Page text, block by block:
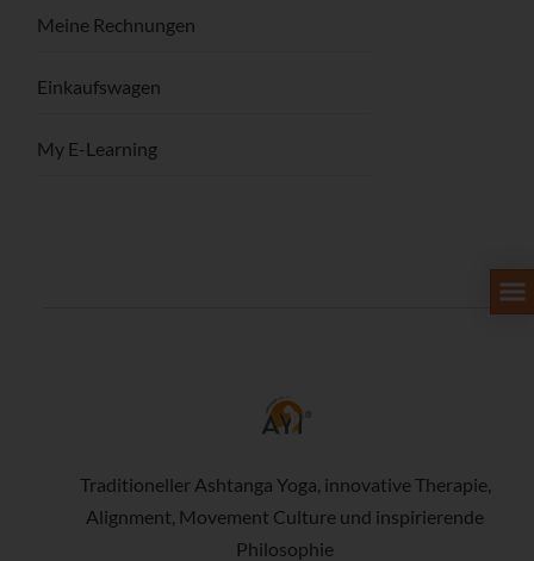
Meine Rechnungen
Einkaufswagen
My E-Learning
Traditioneller Ashtanga Yoga, innovative Therapie,
Alignment, Movement Culture und inspirierende
Philosophie